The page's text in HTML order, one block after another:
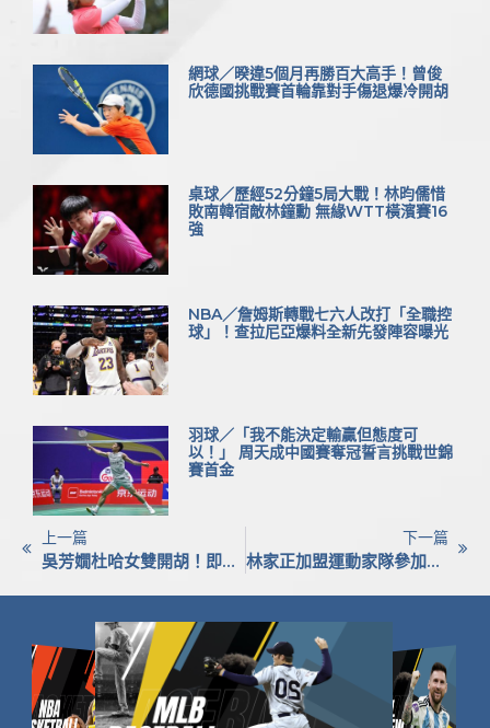
網球／暌違5個月再勝百大高手！曾俊
欣德國挑戰賽首輪靠對手傷退爆冷開胡
桌球／歷經52分鐘5局大戰！林昀儒惜
敗南韓宿敵林鐘勳 無緣WTT橫濱賽16
強
NBA／詹姆斯轉戰七六人改打「全職控
球」！查拉尼亞爆料全新先發陣容曝光
羽球／「我不能決定輸贏但態度可
以！」 周天成中國賽奪冠誓言挑戰世錦
賽首金
上一篇
吳芳嫺杜哈女雙開胡！即將與謝淑薇上演「台灣內戰」
下一篇
林家正加盟運動家隊參加大聯盟春訓 確定退出WBC資格賽